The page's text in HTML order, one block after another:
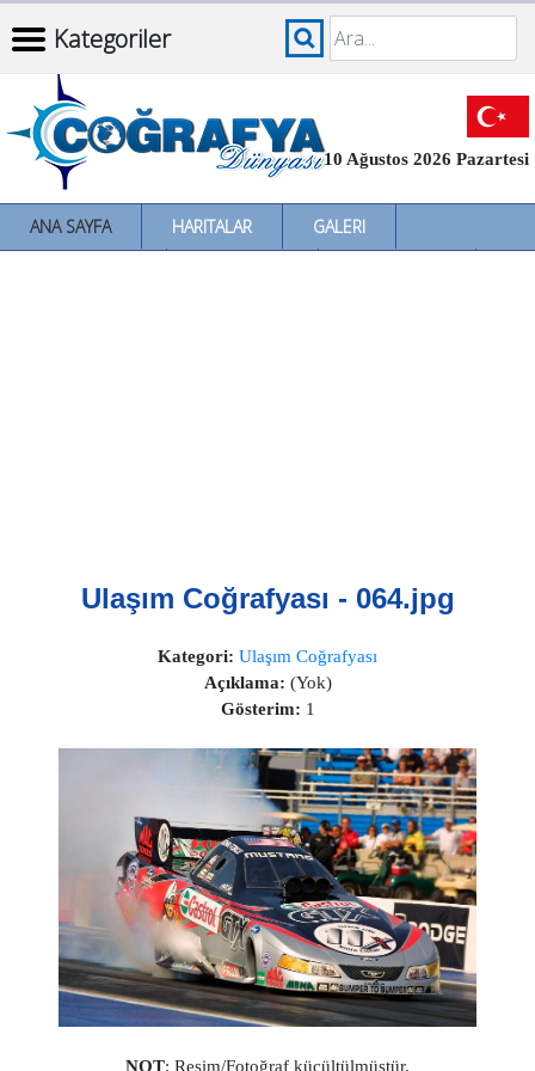
Kategoriler
10 Ağustos 2026 Pazartesi
ANA SAYFA HARITALAR
GALERI
Ulaşım Coğrafyası - 064.jpg
Kategori: Ulaşım Coğrafyası
Açıklama: (Yok)
Gösterim: 1
NOT: Resim/Fotoğraf küçültülmüştür.